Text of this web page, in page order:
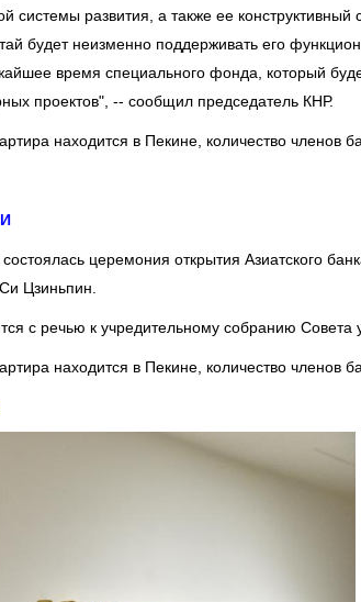
системы развития, а также ее конструктивный
будет неизменно поддерживать его
время специального фонда, который
проектов", -- сообщил председатель КНР.
находится в Пекине, количество членов
церемония открытия Азиатского
Цзиньпин.
с речью к учредительному собранию
находится в Пекине, количество членов